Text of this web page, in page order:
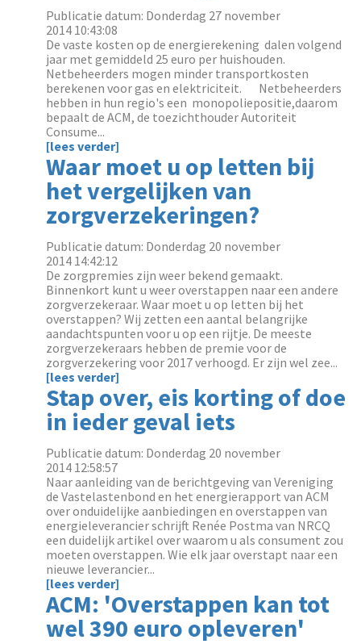
Publicatie datum: Donderdag 27 november
2014 10:43:08
De vaste kosten op de energierekening dalen volgend
jaar met gemiddeld 25 euro per huishouden.
Netbeheerders mogen minder transportkosten
berekenen voor gas en elektriciteit. Netbeheerders
hebben in hun regio's een monopoliepositie,daarom
bepaalt de ACM, de toezichthouder Autoriteit
Consume...
[lees verder]
Waar moet u op letten bij
het vergelijken van
zorgverzekeringen?
Publicatie datum: Donderdag 20 november
2014 14:42:12
De zorgpremies zijn weer bekend gemaakt.
Binnenkort kunt u weer overstappen naar een andere
zorgverzekeraar. Waar moet u op letten bij het
overstappen? Wij zetten een aantal belangrijke
aandachtspunten voor u op een rijtje. De meeste
zorgverzekeraars hebben de premie voor de
zorgverzekering voor 2017 verhoogd. Er zijn wel zee...
[lees verder]
Stap over, eis korting of doe
in ieder geval iets
Publicatie datum: Donderdag 20 november
2014 12:58:57
Naar aanleiding van de berichtgeving van Vereniging
de Vastelastenbond en het energierapport van ACM
over onduidelijke aanbiedingen en overstappen van
energieleverancier schrijft Renée Postma van NRCQ
een duidelijk artikel over waarom u als consument zou
moeten overstappen. Wie elk jaar overstapt naar een
nieuwe leverancier...
[lees verder]
ACM: 'Overstappen kan tot
wel 390 euro opleveren'